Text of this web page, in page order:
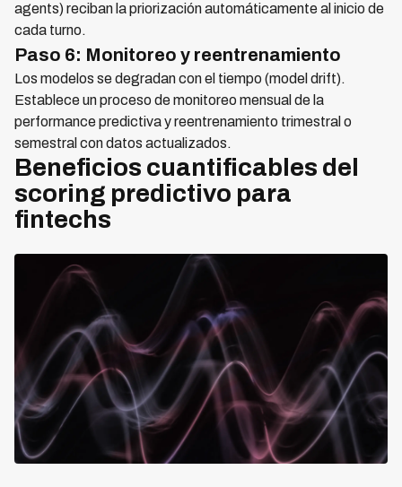
agents) reciban la priorización automáticamente al inicio de
cada turno.
Paso 6: Monitoreo y reentrenamiento
Los modelos se degradan con el tiempo (model drift).
Establece un proceso de monitoreo mensual de la
performance predictiva y reentrenamiento trimestral o
semestral con datos actualizados.
Beneficios cuantificables del
scoring predictivo para
fintechs